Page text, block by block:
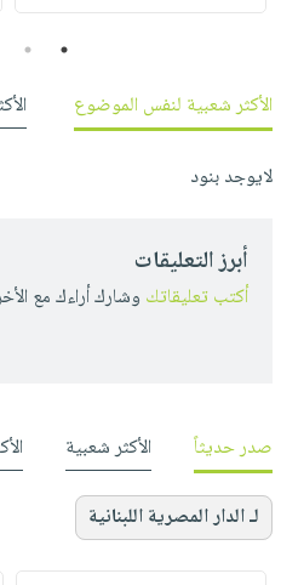
1
2
الأكثر شعبية لنفس الموضوع
لايوجد بنود
أبرز التعليقات
أكتب تعليقاتك وشارك أراءك مع
صدر حديثاً الأكثر شعبية
لـ الدار المصرية اللبنانية